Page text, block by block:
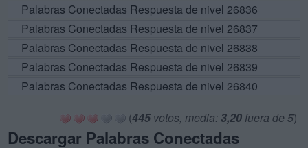
Palabras Conectadas Respuesta de nivel 26836
Palabras Conectadas Respuesta de nivel 26837
Palabras Conectadas Respuesta de nivel 26838
Palabras Conectadas Respuesta de nivel 26839
Palabras Conectadas Respuesta de nivel 26840
(445votos, media: 3,20 fuera de 5)
Descargar Palabras Conectadas